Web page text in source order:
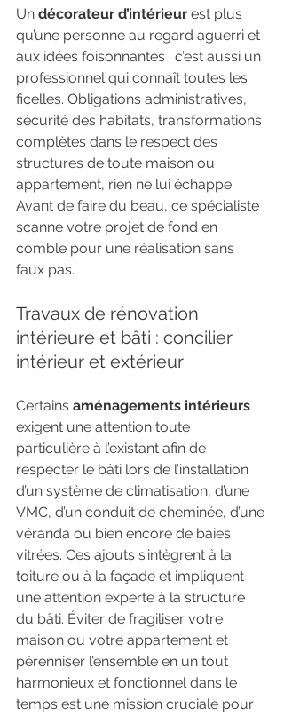
Un décorateur d’intérieur est plus
qu’une personne au regard aguerri et
aux idées foisonnantes : c’est aussi un
professionnel qui connaît toutes les
ficelles. Obligations administratives,
sécurité des habitats, transformations
complètes dans le respect des
structures de toute maison ou
appartement, rien ne lui échappe.
Avant de faire du beau, ce spécialiste
scanne votre projet de fond en
comble pour une réalisation sans
faux pas.
Travaux de rénovation
intérieure et bâti : concilier
intérieur et extérieur
Certains aménagements intérieurs
exigent une attention toute
particulière à l’existant afin de
respecter le bâti lors de l’installation
d’un système de climatisation, d’une
VMC, d’un conduit de cheminée, d’une
véranda ou bien encore de baies
vitrées. Ces ajouts s’intègrent à la
toiture ou à la façade et impliquent
une attention experte à la structure
du bâti. Éviter de fragiliser votre
maison ou votre appartement et
pérenniser l’ensemble en un tout
harmonieux et fonctionnel dans le
temps est une mission cruciale pour